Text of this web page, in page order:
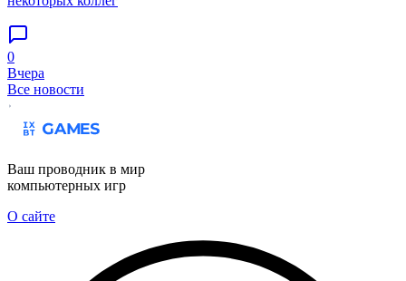
0
Вчера
Все новости
Ваш проводник в мир
компьютерных игр
О сайте